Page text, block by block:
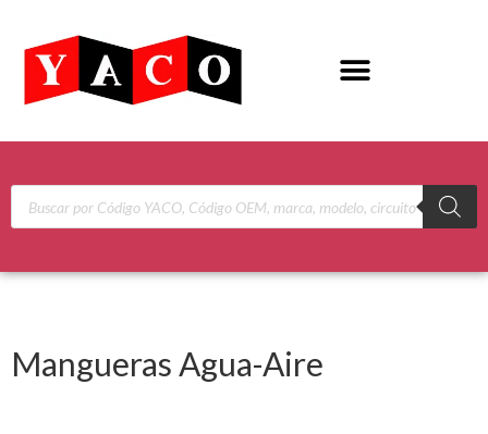
Mangueras Agua-Aire